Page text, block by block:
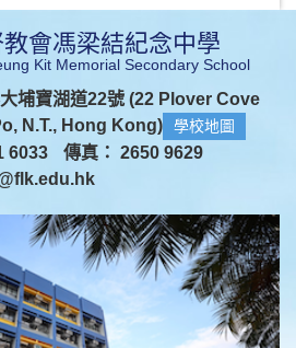
會馮梁結紀念中學
Kit Memorial Secondary School
埔寶湖道22號 (22 Plover Cove
N.T., Hong Kong)
學校地圖
6033
傳真： 2650 9629